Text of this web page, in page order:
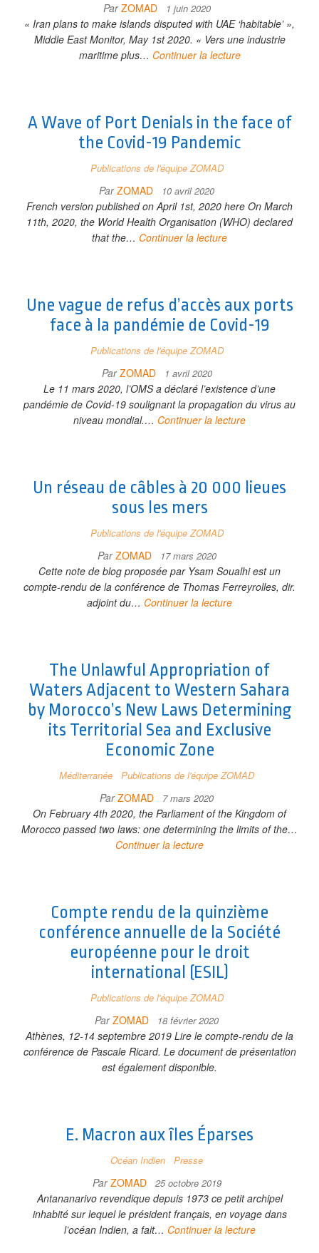
ParZOMAD 1 juin 2020
« Iran plans to make islands disputed with UAE ‘habitable’ »,
Middle East Monitor, May 1st 2020. « Vers une industrie
maritime plus… Continuer la lecture
A Wave of Port Denials in the face of
the Covid-19 Pandemic
Publications de l'équipe ZOMAD
ParZOMAD 10 avril 2020
French version published on April 1st, 2020 here On March
11th, 2020, the World Health Organisation (WHO) declared
that the… Continuer la lecture
Une vague de refus d’accès aux ports
face à la pandémie de Covid-19
Publications de l'équipe ZOMAD
ParZOMAD 1 avril 2020
Le 11 mars 2020, l’OMS a déclaré l’existence d’une
pandémie de Covid-19 soulignant la propagation du virus au
niveau mondial.… Continuer la lecture
Un réseau de câbles à 20 000 lieues
sous les mers
Publications de l'équipe ZOMAD
ParZOMAD 17 mars 2020
Cette note de blog proposée par Ysam Soualhi est un
compte-rendu de la conférence de Thomas Ferreyrolles, dir.
adjoint du… Continuer la lecture
The Unlawful Appropriation of
Waters Adjacent to Western Sahara
by Morocco’s New Laws Determining
its Territorial Sea and Exclusive
Economic Zone
Méditerranée Publications de l'équipe ZOMAD
ParZOMAD 7 mars 2020
On February 4th 2020, the Parliament of the Kingdom of
Morocco passed two laws: one determining the limits of the…
Continuer la lecture
Compte rendu de la quinzième
conférence annuelle de la Société
européenne pour le droit
international (ESIL)
Publications de l'équipe ZOMAD
ParZOMAD 18 février 2020
Athènes, 12-14 septembre 2019 Lire le compte-rendu de la
conférence de Pascale Ricard. Le document de présentation
est également disponible.
E. Macron aux îles Éparses
Océan Indien Presse
ParZOMAD 25 octobre 2019
Antananarivo revendique depuis 1973 ce petit archipel
inhabité sur lequel le président français, en voyage dans
l’océan Indien, a fait… Continuer la lecture